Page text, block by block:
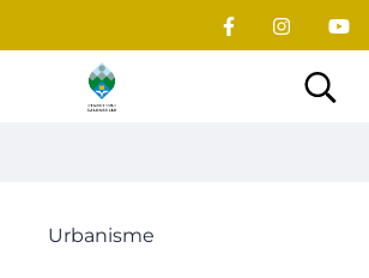
Site officiel du village
Urbanisme